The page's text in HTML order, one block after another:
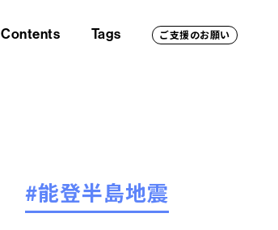
Contents Tags ご支援のお願い
#能登半島地震